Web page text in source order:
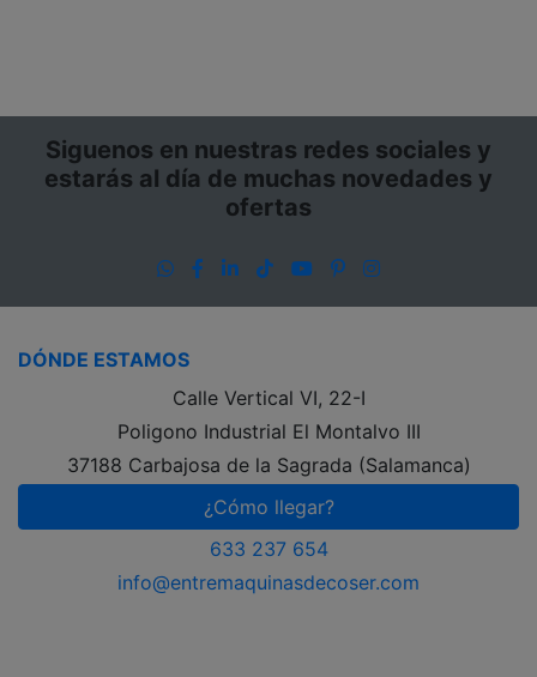
Siguenos en nuestras redes sociales y
estarás al día de muchas novedades y
ofertas
WhatsApp
Facebook
LinkedIn
TikTokYouTube
PinterestInstagram
DÓNDE ESTAMOS
Calle Vertical VI, 22-I
Poligono Industrial El Montalvo III
37188 Carbajosa de la Sagrada (Salamanca)
¿Cómo llegar?
633 237 654
info@entremaquinasdecoser.com